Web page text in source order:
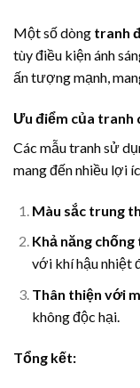
Một số dòng tranh
tùy điều kiện ánh
ấn tượng mạnh,
Ưu điểm của tranh
Các mẫu tranh sử
mang đến nhiều lợi
Màu sắc trung
Khả năng
với khí hậu nhiệt
Thân thiện với
không độc hại.
Tổng kết: